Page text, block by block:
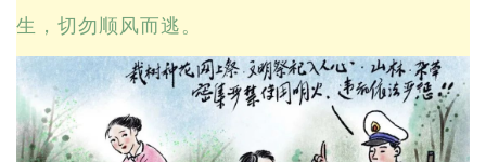
生，切勿顺风而逃。